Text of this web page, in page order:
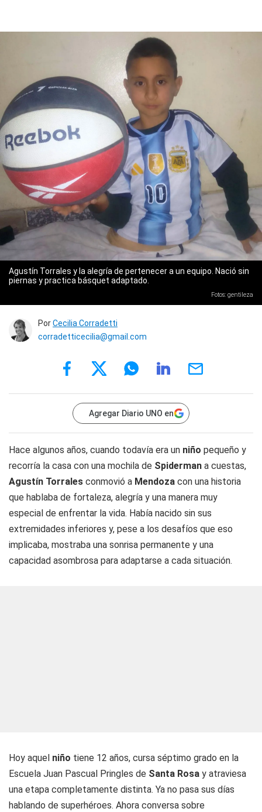
Agustín Torrales y la alegría de pertenecer a un equipo. Nació sin
piernas y practica básquet adaptado.
Fotos: gentileza
PorCecilia Corradetti
corradetticecilia@gmail.com
Agregar Diario UNO en
Hace algunos años, cuando todavía era un niño pequeño y
recorría la casa con una mochila de Spiderman a cuestas,
Agustín Torrales conmovió a Mendoza con una historia
que hablaba de fortaleza, alegría y una manera muy
especial de enfrentar la vida. Había nacido sin sus
extremidades inferiores y, pese a los desafíos que eso
implicaba, mostraba una sonrisa permanente y una
capacidad asombrosa para adaptarse a cada situación.
Hoy aquel niño tiene 12 años, cursa séptimo grado en la
Escuela Juan Pascual Pringles de Santa Rosa y atraviesa
una etapa completamente distinta. Ya no pasa sus días
hablando de superhéroes. Ahora conversa sobre